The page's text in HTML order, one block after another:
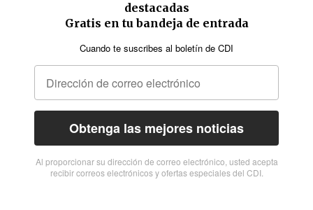
destacadas
Gratis en tu bandeja de entrada
Cuando te suscribes al boletín de CDI
Obtenga las mejores noticias
Al proporcionar su dirección de correo electrónico, usted acepta
recibir correos electrónicos y ofertas especiales del CDI.